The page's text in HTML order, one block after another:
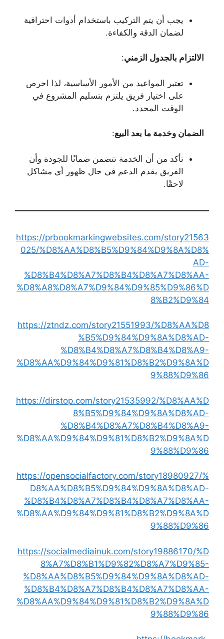
يجب أن يتم التركيب باستخدام أدوات احترافية
لضمان الدقة والكفاءة.
الالتزام بالجدول الزمني:
تعتبر المواعيد من الأمور الأساسية، لذا احرص
على اختيار فريق يلتزم بتسليم المشروع في
الوقت المحدد.
الضمان وخدمة ما بعد البيع:
تأكد من أن الخدمة تتضمن ضمانًا للجودة وأن
الفريق يقدم الدعم في حال ظهور أي مشاكل
لاحقًا.
https://prbookmarkingwebsites.com/story21563
025/%D8%AA%D8%B5%D9%84%D9%8A%D8%
AD-
%D8%B4%D8%A7%D8%B4%D8%A7%D8%AA-
%D8%A8%D8%A7%D9%84%D9%85%D9%86%D
8%B2%D9%84
https://ztndz.com/story21551993/%D8%AA%D8
%B5%D9%84%D9%8A%D8%AD-
%D8%B4%D8%A7%D8%B4%D8%A9-
%D8%AA%D9%84%D9%81%D8%B2%D9%8A%D
9%88%D9%86
https://dirstop.com/story21535992/%D8%AA%D
8%B5%D9%84%D9%8A%D8%AD-
%D8%B4%D8%A7%D8%B4%D8%A9-
%D8%AA%D9%84%D9%81%D8%B2%D9%8A%D
9%88%D9%86
https://opensocialfactory.com/story18980927/%
D8%AA%D8%B5%D9%84%D9%8A%D8%AD-
%D8%B4%D8%A7%D8%B4%D8%A7%D8%AA-
%D8%AA%D9%84%D9%81%D8%B2%D9%8A%D
9%88%D9%86
https://socialmediainuk.com/story19886170/%D
8%A7%D8%B1%D9%82%D8%A7%D9%85-
%D8%AA%D8%B5%D9%84%D9%8A%D8%AD-
%D8%B4%D8%A7%D8%B4%D8%A7%D8%AA-
%D8%AA%D9%84%D9%81%D8%B2%D9%8A%D
9%88%D9%86